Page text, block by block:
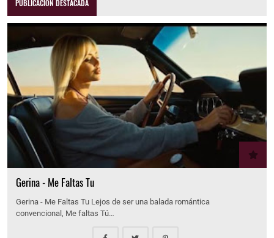
PUBLICACIÓN DESTACADA
Gerina - Me Faltas Tu
Gerina - Me Faltas Tu Lejos de ser una balada romántica
convencional, Me faltas Tú…